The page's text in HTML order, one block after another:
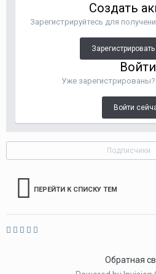
Создать
Зарегистрируйтесь для
Войти
Уже
Войти
Подписчики
ПЕРЕЙТИ К СПИСКУ ТЕМ
Обратная